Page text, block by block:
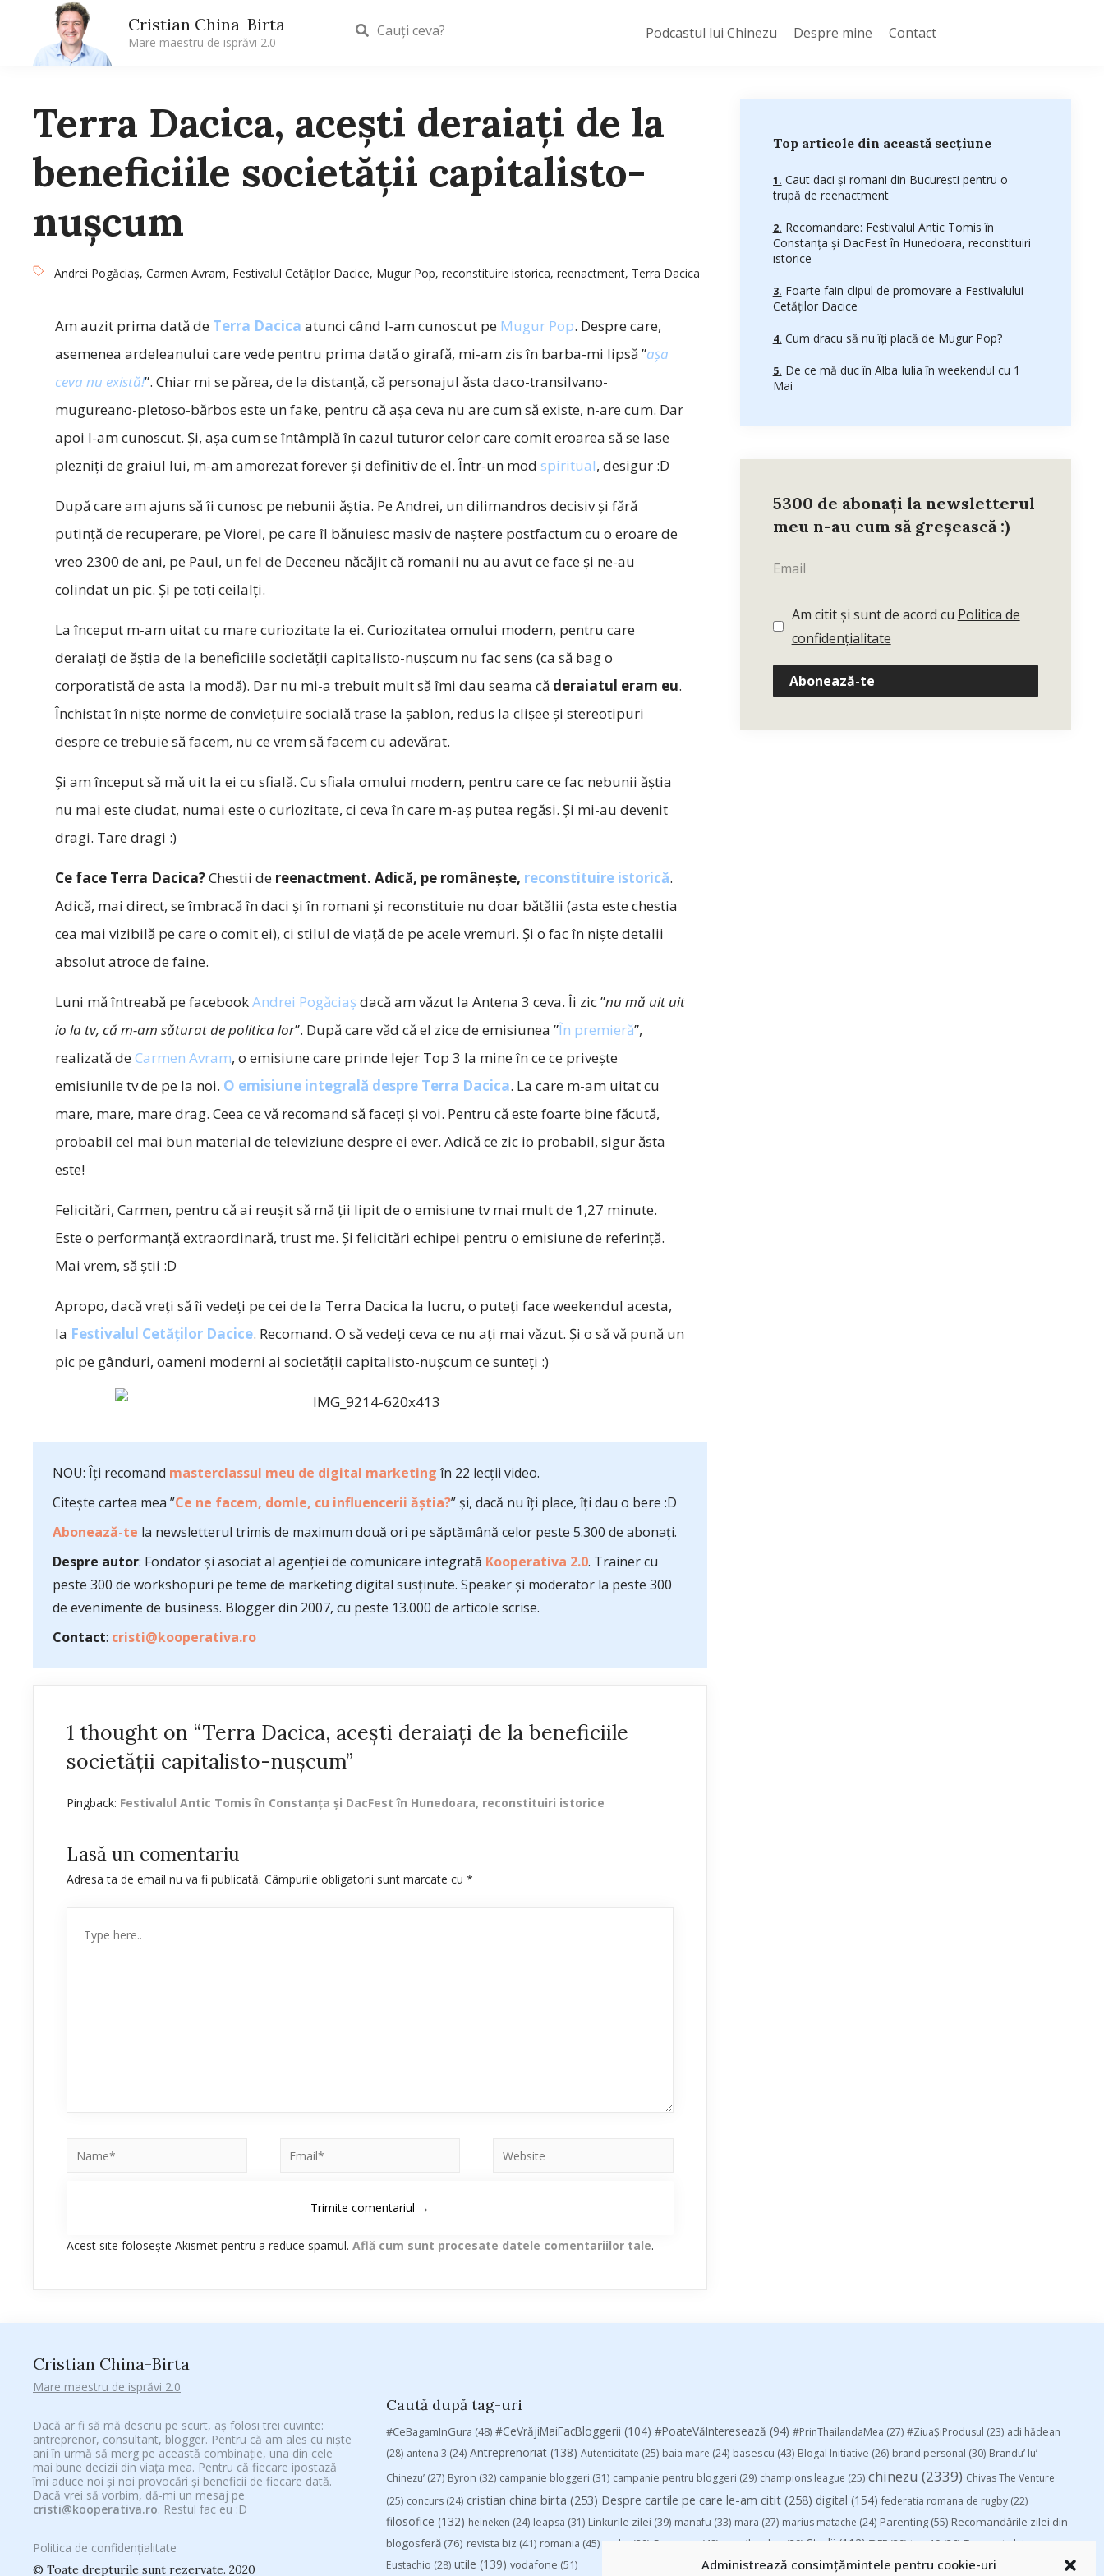
Administrează consimțămintele pentru cookie-uri
Cristian China-Birta
Mare maestru de isprăvi 2.0
Podcastul lui Chinezu Despre mine Contact
Terra Dacica, acești deraiați de la
beneficiile societății capitalisto-
nușcum
Andrei Pogăciaș, Carmen Avram, Festivalul Cetăţilor Dacice, Mugur Pop, reconstituire istorica, reenactment, Terra Dacica
Am auzit prima dată de Terra Dacica atunci când l-am cunoscut pe Mugur Pop. Despre care,
asemenea ardeleanului care vede pentru prima dată o girafă, mi-am zis în barba-mi lipsă ”așa
ceva nu există!”. Chiar mi se părea, de la distanță, că personajul ăsta daco-transilvano-
mugureano-pletoso-bărbos este un fake, pentru că așa ceva nu are cum să existe, n-are cum. Dar
apoi l-am cunoscut. Și, așa cum se întâmplă în cazul tuturor celor care comit eroarea să se lase
plezniți de graiul lui, m-am amorezat forever și definitiv de el. Într-un mod spiritual, desigur :D
După care am ajuns să îi cunosc pe nebunii ăștia. Pe Andrei, un dilimandros decisiv și fără
putință de recuperare, pe Viorel, pe care îl bănuiesc masiv de naștere postfactum cu o eroare de
vreo 2300 de ani, pe Paul, un fel de Deceneu năcăjit că romanii nu au avut ce face și ne-au
colindat un pic. Și pe toți ceilalți.
La început m-am uitat cu mare curiozitate la ei. Curiozitatea omului modern, pentru care
deraiați de ăștia de la beneficiile societății capitalisto-nușcum nu fac sens (ca să bag o
corporatistă de asta la modă). Dar nu mi-a trebuit mult să îmi dau seama că deraiatul eram eu.
Închistat în niște norme de conviețuire socială trase la șablon, redus la clișee și stereotipuri
despre ce trebuie să facem, nu ce vrem să facem cu adevărat.
Și am început să mă uit la ei cu sfială. Cu sfiala omului modern, pentru care ce fac nebunii ăștia
nu mai este ciudat, numai este o curiozitate, ci ceva în care m-aș putea regăsi. Și mi-au devenit
dragi. Tare dragi :)
Ce face Terra Dacica?Chestii de reenactment. Adică, pe românește, reconstituire istorică.
Adică, mai direct, se îmbracă în daci și în romani și reconstituie nu doar bătălii (asta este chestia
cea mai vizibilă pe care o comit ei), ci stilul de viață de pe acele vremuri. Și o fac în niște detalii
absolut atroce de faine.
Luni mă întreabă pe facebookAndrei Pogăciașdacă am văzut la Antena 3 ceva. Îi zic ”nu mă uit uit
io la tv, că m-am săturat de politica lor”. După care văd că el zice de emisiunea ”În premieră”,
realizată de Carmen Avram, o emisiune care prinde lejer Top 3 la mine în ce ce privește
emisiunile tv de pe la noi. O emisiune integrală despre Terra Dacica. La care m-am uitat cu
mare, mare, mare drag. Ceea ce vă recomand să faceți și voi. Pentru că este foarte bine făcută,
probabil cel mai bun material de televiziune despre ei ever. Adică ce zic io probabil, sigur ăsta
este!
Felicitări, Carmen, pentru că ai reușit să mă ții lipit de o emisiune tv mai mult de 1,27 minute.
Este o performanță extraordinară, trust me. Și felicitări echipei pentru o emisiune de referință.
Mai vrem, să știi :D
Apropo, dacă vreți să îi vedeți pe cei de la Terra Dacica la lucru, o puteți face weekendul acesta,
la Festivalul Cetăților Dacice. Recomand. O să vedeți ceva ce nu ați mai văzut. Și o să vă pună un
pic pe gânduri, oameni moderni ai societății capitalisto-nușcum ce sunteți :)
NOU: Îți recomand masterclassul meu de digital marketing în 22 lecții video.
Citește cartea mea ”Ce ne facem, domle, cu influencerii ăștia?” și, dacă nu îți place, îți dau o bere :D
Abonează-te la newsletterul trimis de maximum două ori pe săptămână celor peste 5.300 de abonați.
Despre autor: Fondator și asociat al agenției de comunicare integrată Kooperativa 2.0. Trainer cu
peste 300 de workshopuri pe teme de marketing digital susținute. Speaker și moderator la peste 300
de evenimente de business. Blogger din 2007, cu peste 13.000 de articole scrise.
Contact: cristi@kooperativa.ro
1 thought on “Terra Dacica, acești deraiați de la beneficiile
societății capitalisto-nușcum”
Pingback: Festivalul Antic Tomis în Constanța și DacFest în Hunedoara, reconstituiri istorice
Lasă un comentariu
Adresa ta de email nu va fi publicată. Câmpurile obligatorii sunt marcate cu *
Acest site folosește Akismet pentru a reduce spamul. Află cum sunt procesate datele comentariilor tale.
Top articole din această secțiune
Caut daci şi romani din Bucureşti pentru o
trupă de reenactment
Recomandare: Festivalul Antic Tomis în
Constanța și DacFest în Hunedoara, reconstituiri
istorice
Foarte fain clipul de promovare a Festivalului
Cetăţilor Dacice
Cum dracu să nu îţi placă de Mugur Pop?
De ce mă duc în Alba Iulia în weekendul cu 1
Mai
5300 de abonați la newsletterul
meu n-au cum să greșească :)
Am citit și sunt de acord cu Politica de
confidențialitate
Abonează-te
Cristian China-Birta
Mare maestru de isprăvi 2.0
Dacă ar fi să mă descriu pe scurt, aș folosi trei cuvinte:
antreprenor, consultant, blogger. Pentru că am ales cu niște
ani în urmă să merg pe această combinație, una din cele
mai bune decizii din viața mea. Pentru că fiecare ipostază
îmi aduce noi și noi provocări și beneficii de fiecare dată.
Dacă vrei să vorbim, dă-mi un mesaj pe
cristi@kooperativa.ro. Restul fac eu :D
Politica de confidențialitate
© Toate drepturile sunt rezervate. 2020
Caută după tag-uri
#CeBagamInGura (48) #CeVrăjiMaiFacBloggerii (104) #PoateVăInteresează (94) #PrinThailandaMea (27) #ZiuaȘiProdusul (23) adi hădean
(28) antena 3 (24) Antreprenoriat (138) Autenticitate (25) baia mare (24) basescu (43) Blogal Initiative (26) brand personal (30) Brandu’ lu’
Chinezu’ (27) Byron (32) campanie bloggeri (31) campanie pentru bloggeri (29) champions league (25) chinezu (2339) Chivas The Venture
(25) concurs (24) cristian china birta (253) Despre cartile pe care le-am citit (258) digital (154) federatia romana de rugby (22)
filosofice (132) heineken (24) leapsa (31) Linkurile zilei (39) manafu (33) mara (27) marius matache (24) Parenting (55) Recomandările zilei din
blogosferă (76) revista biz (41) romania (45) rugby (29) Samsung (48) sportlocal.ro (39) Studii (112) TIFF (30) top 10 (36) Trompeta lui
Eustachio (28) utile (139) vodafone (51)